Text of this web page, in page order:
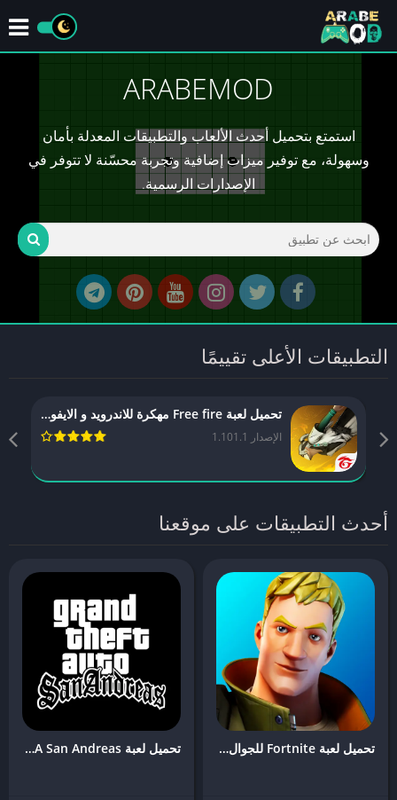
ARABEMOD
استمتع بتحميل أحدث الألعاب والتطبيقات المعدلة بأمان
وسهولة، مع توفير ميزات إضافية وتجربة محسّنة لا تتوفر في
الإصدارات الرسمية.
التطبيقات الأعلى تقييمًا
تحميل لعبة Free fire مهكرة للاندرويد و الايفون [آخر اصدار] | تهكير فري فاير
الإصدار 1.101.1
أحدث التطبيقات على موقعنا
تحميل لعبة Fortnite للجوال للاندرويد و الايفون [آخر اصدار] تحميل لعبة GTA San Andreas للجوال [آخر اصدار] | Arabemod